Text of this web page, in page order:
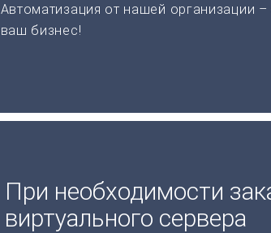
Автоматизация от нашей организации
ваш бизнес!
При необходимости
виртуального сервера